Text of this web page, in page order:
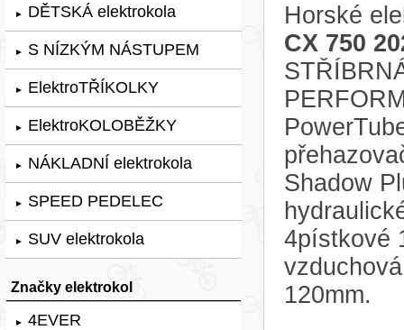
► DĚTSKÁ elektrokola
► S NÍZKÝM NÁSTUPEM
► ElektroTŘÍKOLKY
► ElektroKOLOBĚŽKY
► NÁKLADNÍ elektrokola
► SPEED PEDELEC
► SUV elektrokola
Značky elektrokol
► 4EVER
Horské
CX 750
Shadow
4pístkové
120mm.